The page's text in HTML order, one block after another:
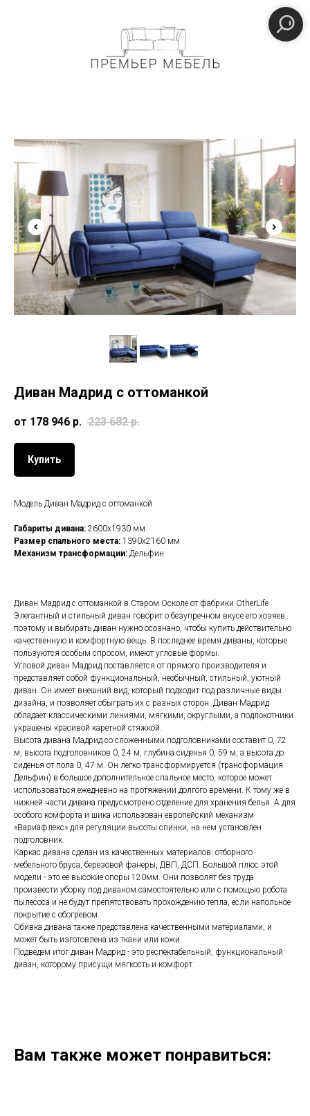
Диван Мадрид с оттоманкой
от 178 946 р. 223 682 р.
Купить
Модель Диван Мадрид с оттоманкой
Габариты дивана: 2600х1930 мм
Размер спального места: 1390х2160 мм
Механизм трансформации: Дельфин
Диван Мадрид с оттоманкой в Старом Осколе от фабрики OtherLife
Элегантный и стильный диван говорит о безупречном вкусе его хозяев,
поэтому и выбирать диван нужно осознано, чтобы купить действительно
качественную и комфортную вещь. В последнее время диваны, которые
пользуются особым спросом, имеют угловые формы.
Угловой диван Мадрид поставляется от прямого производителя и
представляет собой функциональный, необычный, стильный, уютный
диван. Он имеет внешний вид, который подходит под различные виды
дизайна, и позволяет обыграть их с разных сторон. Диван Мадрид
обладает классическими линиями, мягкими, округлыми, а подлокотники
украшены красивой каретной стяжкой.
Высота дивана Мадрид со сложенными подголовниками составит 0, 72
м, высота подголовников 0, 24 м, глубина сиденья 0, 59 м, а высота до
сиденья от пола 0, 47 м. Он легко трансформируется (трансформация
Дельфин) в большое дополнительное спальное место, которое может
использоваться ежедневно на протяжении долгого времени. К тому же в
нижней части дивана предусмотрено отделение для хранения белья. А для
особого комфорта и шика использован европейский механизм
«Вариафлекс» для регуляции высоты спинки, на нем установлен
подголовник.
Каркас дивана сделан из качественных материалов: отборного
мебельного бруса, березовой фанеры, ДВП, ДСП. Большой плюс этой
модели - это ее высокие опоры 120мм. Они позволят без труда
произвести уборку под диваном самостоятельно или с помощью робота
пылесоса и не будут препятствовать прохождению тепла, если напольное
покрытие с обогревом.
Обивка дивана также представлена качественными материалами, и
может быть изготовлена из ткани или кожи.
Подведем итог диван Мадрид - это респектабельный, функциональный
диван, которому присущи мягкость и комфорт.
Вам также может понравиться: